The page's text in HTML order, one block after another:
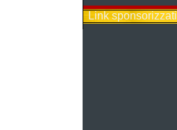
Link sponsorizzati